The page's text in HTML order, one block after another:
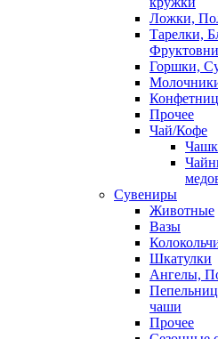
Ложки,
Тарелки,
Горшки,
Прочее
Чай/Кофе
Сувениры
Животные
Вазы
Шкатулки
Ангелы,
чаши
Прочее